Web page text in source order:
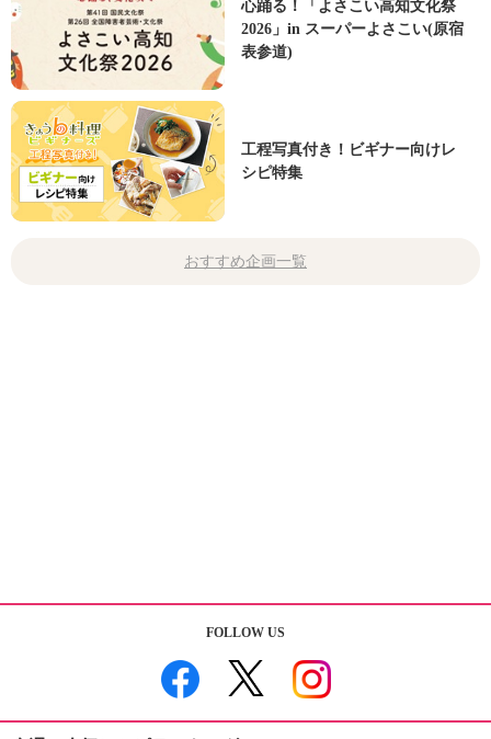
心踊る！「よさこい高知文化祭
2026」in スーパーよさこい(原宿
表参道)
工程写真付き！ビギナー向けレ
シピ特集
おすすめ企画一覧
FOLLOW US